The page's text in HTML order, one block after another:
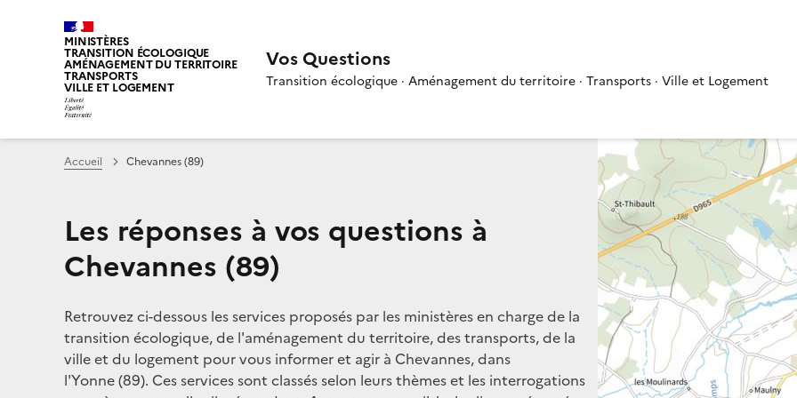
MINISTÈRES
TRANSITION ÉCOLOGIQUE
AMÉNAGEMENT DU TERRITOIRE
TRANSPORTS
VILLE ET LOGEMENT
Vos Questions
Transition écologique · Aménagement du territoire · Transports · Ville et Logement
Accueil Chevannes (89)
Les réponses à vos questions à
Chevannes (89)
Retrouvez ci-dessous les services proposés par les ministères en charge de la
transition écologique, de l'aménagement du territoire, des transports, de la
ville et du logement pour vous informer et agir à Chevannes, dans
l'Yonne (89). Ces services sont classés selon leurs thèmes et les interrogations